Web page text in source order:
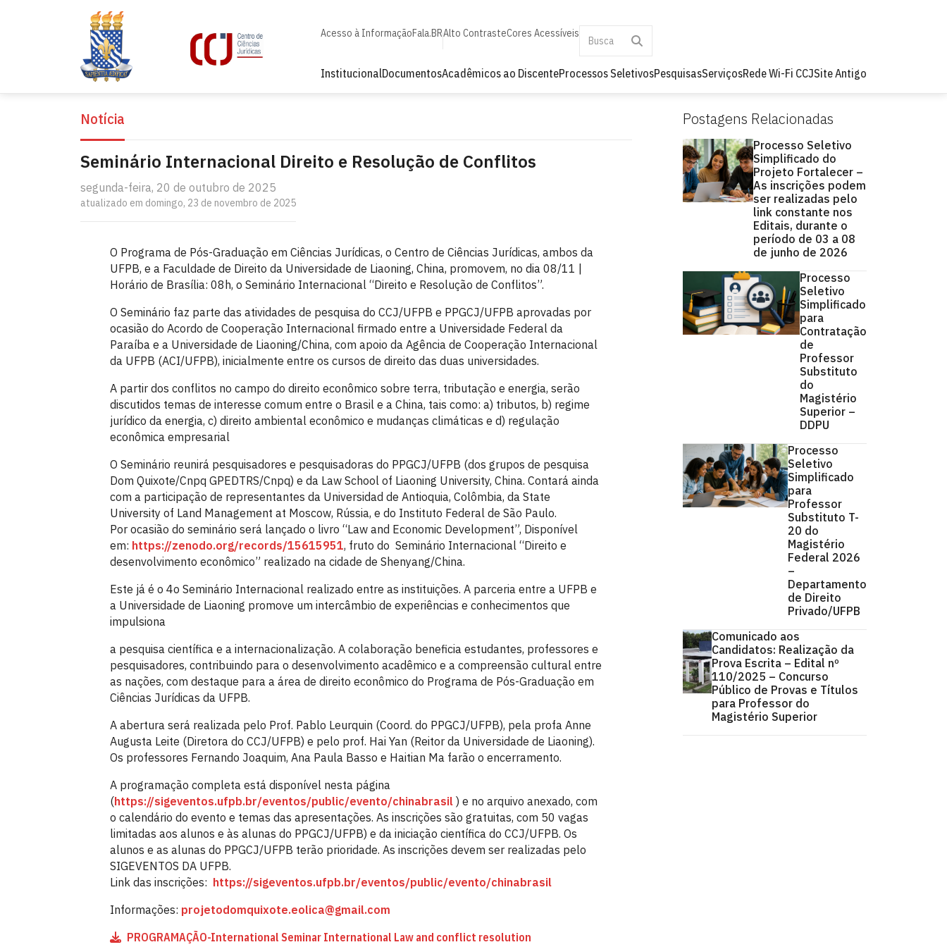
Acesso à InformaçãoFala.BRAlto ContrasteCores Acessíveis
InstitucionalDocumentosAcadêmicos ao DiscenteProcessos SeletivosPesquisasServiçosRede Wi-Fi CCJSite Antigo
Postagens Relacionadas
Processo Seletivo
Simplificado do
Projeto Fortalecer –
As inscrições podem
ser realizadas pelo
link constante nos
Editais, durante o
período de 03 a 08
de junho de 2026
Processo
Seletivo
Simplificado
para
Contratação
de
Professor
Substituto
do
Magistério
Superior –
DDPU
Processo
Seletivo
Simplificado
para
Professor
Substituto T-
20 do
Magistério
Federal 2026
–
Departamento
de Direito
Privado/UFPB
Comunicado aos
Candidatos: Realização da
Prova Escrita – Edital nº
110/2025 – Concurso
Público de Provas e Títulos
para Professor do
Magistério Superior
Notícia
Seminário Internacional Direito e Resolução de Conflitos
segunda-feira, 20 de outubro de 2025
atualizado em domingo, 23 de novembro de 2025
O Programa de Pós-Graduação em Ciências Jurídicas, o Centro de Ciências Jurídicas, ambos da
UFPB, e a Faculdade de Direito da Universidade de Liaoning, China, promovem, no dia 08/11 |
Horário de Brasília: 08h, o Seminário Internacional “Direito e Resolução de Conflitos”.
O Seminário faz parte das atividades de pesquisa do CCJ/UFPB e PPGCJ/UFPB aprovadas por
ocasião do Acordo de Cooperação Internacional firmado entre a Universidade Federal da
Paraíba e a Universidade de Liaoning/China, com apoio da Agência de Cooperação Internacional
da UFPB (ACI/UFPB), inicialmente entre os cursos de direito das duas universidades.
A partir dos conflitos no campo do direito econômico sobre terra, tributação e energia, serão
discutidos temas de interesse comum entre o Brasil e a China, tais como: a) tributos, b) regime
jurídico da energia, c) direito ambiental econômico e mudanças climáticas e d) regulação
econômica empresarial
O Seminário reunirá pesquisadores e pesquisadoras do PPGCJ/UFPB (dos grupos de pesquisa
Dom Quixote/Cnpq GPEDTRS/Cnpq) e da Law School of Liaoning University, China. Contará ainda
com a participação de representantes da Universidad de Antioquia, Colômbia, da State
University of Land Management at Moscow, Rússia, e do Instituto Federal de São Paulo.
Por ocasião do seminário será lançado o livro “Law and Economic Development”, Disponível
em: https://zenodo.org/records/15615951, fruto do Seminário Internacional “Direito e
desenvolvimento econômico” realizado na cidade de Shenyang/China.
Este já é o 4o Seminário Internacional realizado entre as instituições. A parceria entre a UFPB e
a Universidade de Liaoning promove um intercâmbio de experiências e conhecimentos que
impulsiona
a pesquisa científica e a internacionalização. A colaboração beneficia estudantes, professores e
pesquisadores, contribuindo para o desenvolvimento acadêmico e a compreensão cultural entre
as nações, com destaque para a área de direito econômico do Programa de Pós-Graduação em
Ciências Jurídicas da UFPB.
A abertura será realizada pelo Prof. Pablo Leurquin (Coord. do PPGCJ/UFPB), pela profa Anne
Augusta Leite (Diretora do CCJ/UFPB) e pelo prof. Hai Yan (Reitor da Universidade de Liaoning).
Os professores Fernando Joaquim, Ana Paula Basso e Haitian Ma farão o encerramento.
A programação completa está disponível nesta página
(https://sigeventos.ufpb.br/eventos/public/evento/chinabrasil ) e no arquivo anexado, com
o calendário do evento e temas das apresentações. As inscrições são gratuitas, com 50 vagas
limitadas aos alunos e às alunas do PPGCJ/UFPB) e da iniciação científica do CCJ/UFPB. Os
alunos e as alunas do PPGCJ/UFPB terão prioridade. As inscrições devem ser realizadas pelo
SIGEVENTOS DA UFPB.
Link das inscrições: https://sigeventos.ufpb.br/eventos/public/evento/chinabrasil
Informações: projetodomquixote.eolica@gmail.com
PROGRAMAÇÃO-International Seminar International Law and conflict resolution